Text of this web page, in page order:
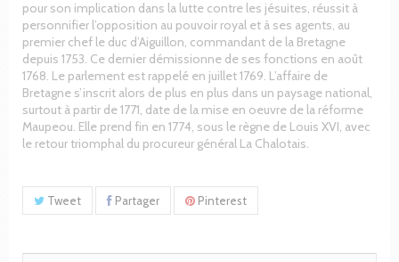
pour son implication dans la lutte contre les jésuites, réussit à
personnifier l’opposition au pouvoir royal et à ses agents, au
premier chef le duc d’Aiguillon, commandant de la Bretagne
depuis 1753. Ce dernier démissionne de ses fonctions en août
1768. Le parlement est rappelé en juillet 1769. L’affaire de
Bretagne s’inscrit alors de plus en plus dans un paysage national,
surtout à partir de 1771, date de la mise en oeuvre de la réforme
Maupeou. Elle prend fin en 1774, sous le règne de Louis XVI, avec
le retour triomphal du procureur général La Chalotais.
Tweet Partager Pinterest